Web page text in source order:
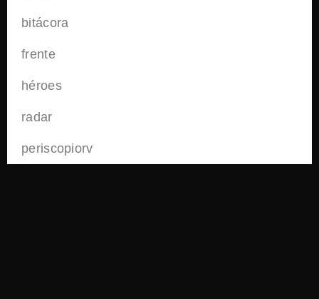
bitácora
frente
héroes
radar
periscopiorv